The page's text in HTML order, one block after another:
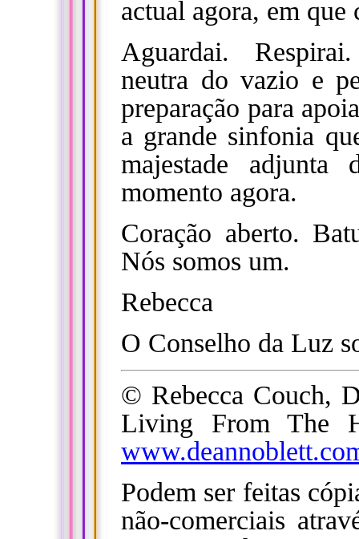
actual agora, em que
Aguardai.
neutra do vazio e
preparação para
a grande sinfonia
majestade
momento agora.
Coração aberto.
Nós somos um.
Rebecca
O Conselho da Luz
© Rebecca Couch,
Living From The
Podem ser feitas
não-comerciais